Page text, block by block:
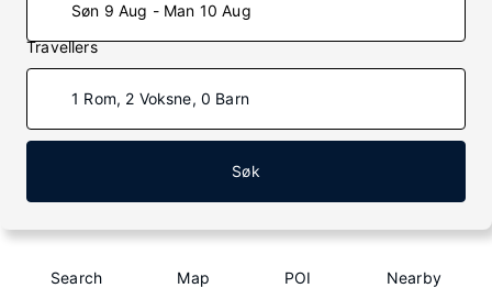
Søn 9 Aug - Man 10 Aug
Travellers
1 Rom, 2 Voksne, 0 Barn
Søk
Search Map POI Nearby